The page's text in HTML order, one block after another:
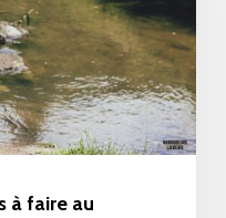
à faire au